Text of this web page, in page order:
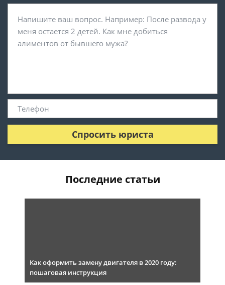
Спросить юриста
Последние статьи
Как оформить замену двигателя в 2020 году:
пошаговая инструкция